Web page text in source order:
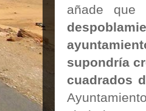
añade que
supondría
cuadrados